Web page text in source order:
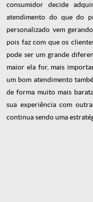
consumidor decide
atendimento do que do
personalizado vem
pois faz com que os
pode ser um grande
maior ela for, mais
um bom atendimento
de forma muito mais
sua experiência com
continua sendo uma